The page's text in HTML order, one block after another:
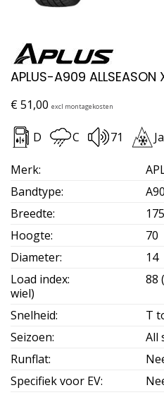
APLUS-A909 ALLSEASON
€51,00 excl montagekosten
D C 71 Ja
Merk:
Bandtype:
Breedte:
175
Hoogte:
70
Diameter:
14
Load index:
88
wiel)
Snelheid:
T
Seizoen:
All
Runflat:
Specifiek voor EV: